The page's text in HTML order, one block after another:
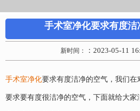
手术室净化要求有度洁
新时间： ：2023-05-11
手术室净化要求有度洁净的空气，我们在
要求要有度很洁净的空气，下面就给大